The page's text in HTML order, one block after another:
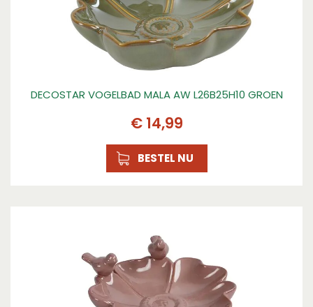
DECOSTAR VOGELBAD MALA AW L26B25H10 GROEN
€ 14,99
BESTEL NU